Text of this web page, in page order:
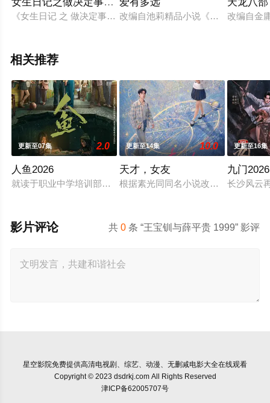
《女生日记 之 做决定事务所》是一部以北大各色学霸怪咖的专
改编自池莉精品小说《所以》的热点
改编自金
相关推荐
更新至07集 2.0
人鱼2026
就读于职业中学培训部的花季女生苏琳（黄杨钿甜 饰），虽自
更新至14集 10.0
天才，女友
根据素光同同名小说改编。江逾白长
更新至16集
九门2026
长沙风云
共0 条 “王宝钏与薛平贵 1999” 影评
影片评论
星空影院免费提供高清电视剧、综艺、动漫、无删减电影大全在线观看
Copyright © 2023 dsdrkj.com All Rights Reserved
津ICP备62005707号